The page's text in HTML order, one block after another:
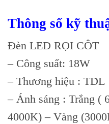
Thông số kỹ
Đèn LED RỌI CÔT
– Công suất: 18W
– Thương hiệu : TDL
– Ánh sáng : Trắng (
4000K) – Vàng